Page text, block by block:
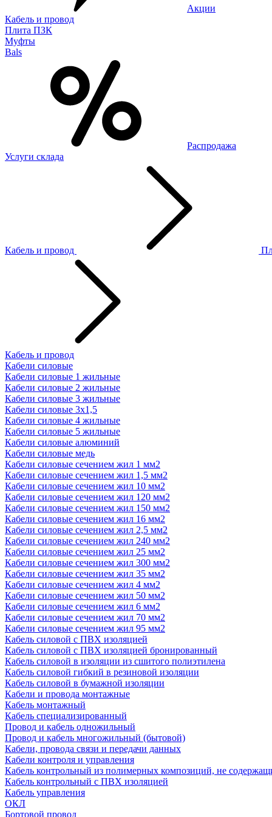
Акции
Кабель и провод
Плита ПЗК
Муфты
Bals
Распродажа
Услуги склада
Кабель и провод
Кабель и провод
Кабели силовые
Кабели силовые 1 жильные
Кабели силовые 2 жильные
Кабели силовые 3 жильные
Кабели силовые 3х1,5
Кабели силовые 4 жильные
Кабели силовые 5 жильные
Кабели силовые алюминий
Кабели силовые медь
Кабели силовые сечением жил 1 мм2
Кабели силовые сечением жил 1,5 мм2
Кабели силовые сечением жил 10 мм2
Кабели силовые сечением жил 120 мм2
Кабели силовые сечением жил 150 мм2
Кабели силовые сечением жил 16 мм2
Кабели силовые сечением жил 2,5 мм2
Кабели силовые сечением жил 240 мм2
Кабели силовые сечением жил 25 мм2
Кабели силовые сечением жил 300 мм2
Кабели силовые сечением жил 35 мм2
Кабели силовые сечением жил 4 мм2
Кабели силовые сечением жил 50 мм2
Кабели силовые сечением жил 6 мм2
Кабели силовые сечением жил 70 мм2
Кабели силовые сечением жил 95 мм2
Кабель силовой с ПВХ изоляцией
Кабель силовой с ПВХ изоляцией бронированный
Кабель силовой в изоляции из сшитого полиэтилена
Кабель силовой гибкий в резиновой изоляции
Кабель силовой в бумажной изоляции
Кабели и провода монтажные
Кабель монтажный
Кабель специализированный
Провод и кабель одножильный
Провод и кабель многожильный (бытовой)
Кабели, провода связи и передачи данных
Кабели контроля и управления
Кабель контрольный из полимерных композиций, не
Кабель контрольный с ПВХ изоляцией
Кабель управления
ОКЛ
Бортовой провод